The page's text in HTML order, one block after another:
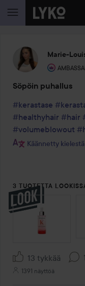
SIIRTYÄ JHK
Marie-
Käyttäjän
Söpöin puhallus
#kerastase
#healthyhair #hair
#volumeblowout
Käännetty
3 TUOTETTA
OHITA OSIO
13 tykkää
1391 näyttöä